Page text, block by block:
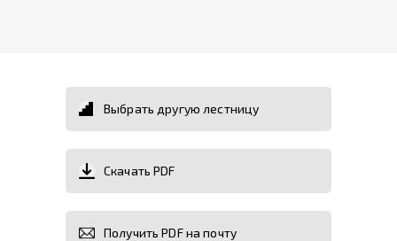
Выбрать другую лестницу
Скачать PDF
Получить PDF на почту